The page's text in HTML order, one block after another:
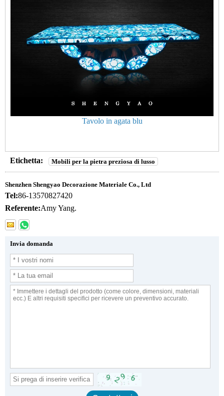
Tavolo in agata blu
Etichetta: Mobili per la pietra preziosa di lusso
Shenzhen Shengyao Decorazione Materiale Co., Ltd
Tel:86-13570827420
Referente:Amy Yang.
Invia domanda